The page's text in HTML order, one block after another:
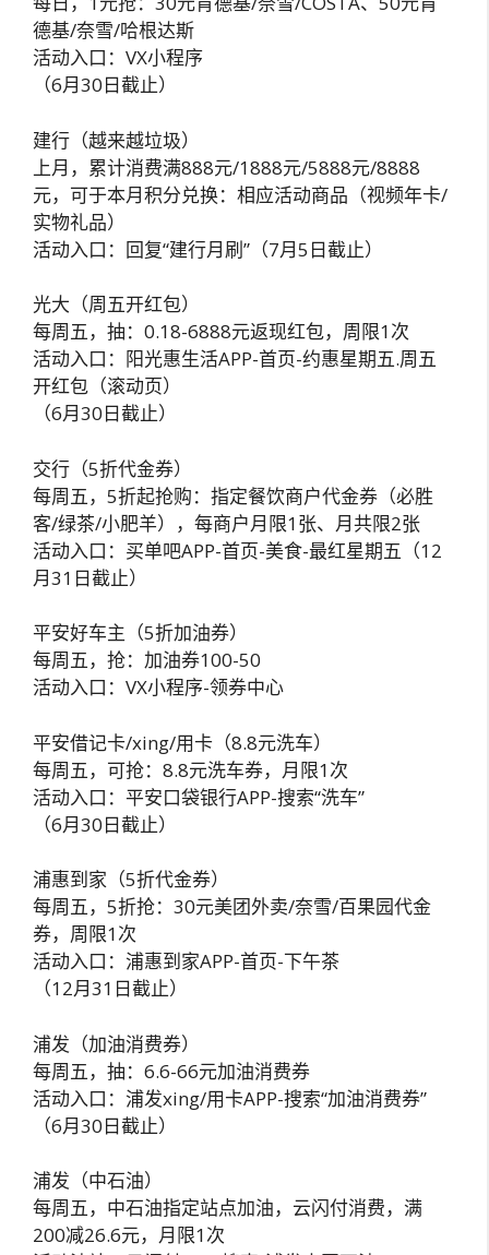
德基/奈雪/哈根达斯
活动入口：VX小程序
（6月30日截止）
建行（越来越垃圾）
上月，累计消费满888元/1888元/5888元/8888
元，可于本月积分兑换：相应活动商品（视频年卡/
实物礼品）
活动入口：回复“建行月刷”（7月5日截止）
光大（周五开红包）
每周五，抽：0.18-6888元返现红包，周限1次
活动入口：阳光惠生活APP-首页-约惠星期五.周五
开红包（滚动页）
（6月30日截止）
交行（5折代金券）
每周五，5折起抢购：指定餐饮商户代金券（必胜
客/绿茶/小肥羊），每商户月限1张、月共限2张
活动入口：买单吧APP-首页-美食-最红星期五（12
月31日截止）
平安好车主（5折加油券）
每周五，抢：加油券100-50
活动入口：VX小程序-领券中心
平安借记卡/xing/用卡（8.8元洗车）
每周五，可抢：8.8元洗车券，月限1次
活动入口：平安口袋银行APP-搜索“洗车”
（6月30日截止）
浦惠到家（5折代金券）
每周五，5折抢：30元美团外卖/奈雪/百果园代金
券，周限1次
活动入口：浦惠到家APP-首页-下午茶
（12月31日截止）
浦发（加油消费券）
每周五，抽：6.6-66元加油消费券
活动入口：浦发xing/用卡APP-搜索“加油消费券”
（6月30日截止）
浦发（中石油）
每周五，中石油指定站点加油，云闪付消费，满
200减26.6元，月限1次